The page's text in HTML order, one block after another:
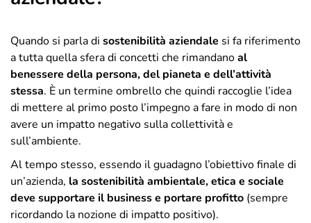
Quando si parla di sostenibilità aziendale si fa riferimento
a tutta quella sfera di concetti che rimandanoal
benessere della persona, del pianeta e dell’attività
stessa. È un termine ombrello che quindi raccoglie l’idea
di mettere al primo posto l’impegno a fare in modo di non
avere un impatto negativo sulla collettività e
sull’ambiente.
Al tempo stesso, essendo il guadagno l’obiettivo finale di
un’azienda, la sostenibilità ambientale, etica e sociale
deve supportare il business e portare profitto (sempre
ricordando la nozione di impatto positivo).